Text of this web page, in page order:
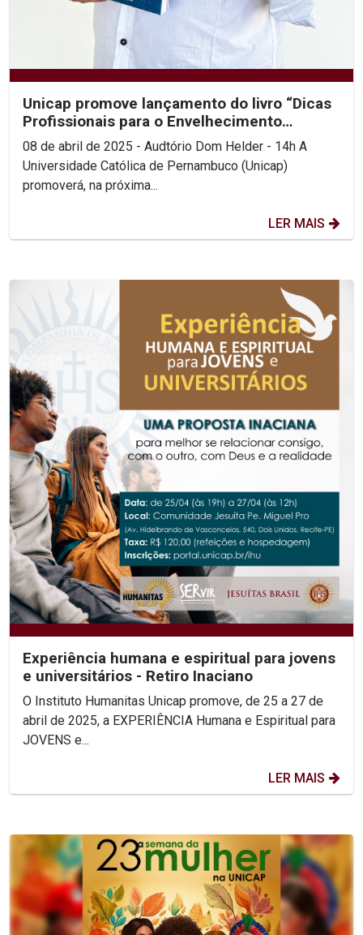
Unicap promove lançamento do livro “Dicas
Profissionais para o Envelhecimento
Saudável”
08 de abril de 2025 - Audtório Dom Helder - 14h A
Universidade Católica de Pernambuco (Unicap)
promoverá, na próxima...
LER MAIS
Experiência humana e espiritual para jovens
e universitários - Retiro Inaciano
O Instituto Humanitas Unicap promove, de 25 a 27 de
abril de 2025, a EXPERIÊNCIA Humana e Espiritual para
JOVENS e...
LER MAIS